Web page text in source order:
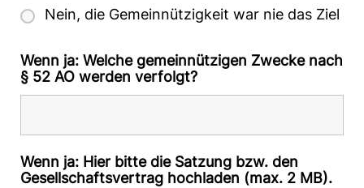
Nein, die Gemeinnützigkeit war nie das Ziel
Wenn ja: Welche gemeinnützigen Zwecke nach
§ 52 AO werden verfolgt?
Wenn ja: Hier bitte die Satzung bzw. den
Gesellschaftsvertrag hochladen (max. 2 MB).